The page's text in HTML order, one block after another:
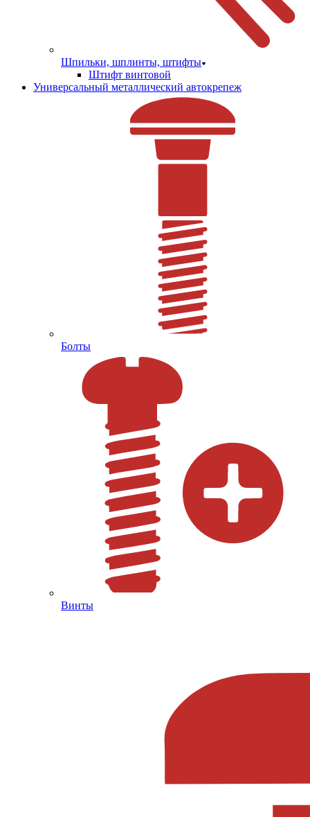
Шпильки, шплинты, штифты
Штифт винтовой
Универсальный металлический автокрепеж
Болты
Винты